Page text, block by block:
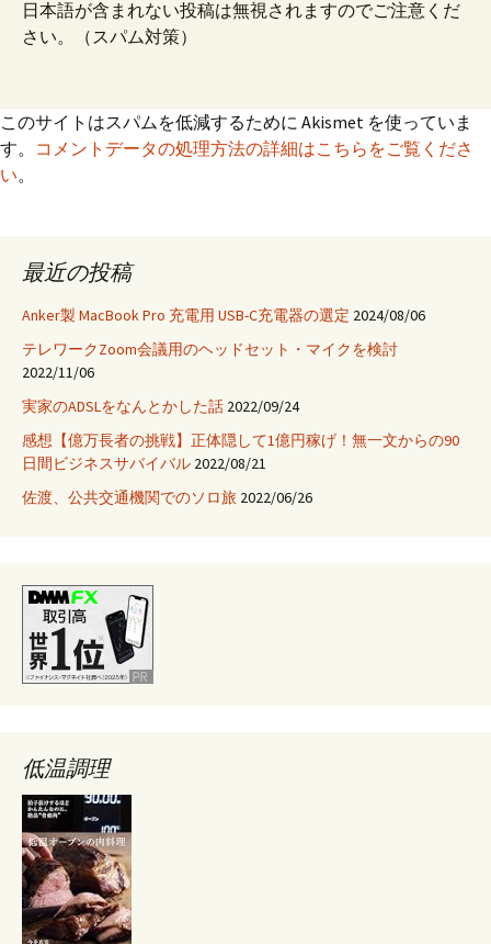
日本語が含まれない投稿は無視されますのでご注意くだ
さい。（スパム対策）
このサイトはスパムを低減するために Akismet を使っていま
す。 コメントデータの処理方法の詳細はこちらをご覧くださ
い。
最近の投稿
Anker製 MacBook Pro 充電用 USB-C充電器の選定 2024/08/06
テレワークZoom会議用のヘッドセット・マイクを検討
2022/11/06
実家のADSLをなんとかした話 2022/09/24
感想【億万長者の挑戦】正体隠して1億円稼げ！無一文からの90
日間ビジネスサバイバル 2022/08/21
佐渡、公共交通機関でのソロ旅 2022/06/26
低温調理